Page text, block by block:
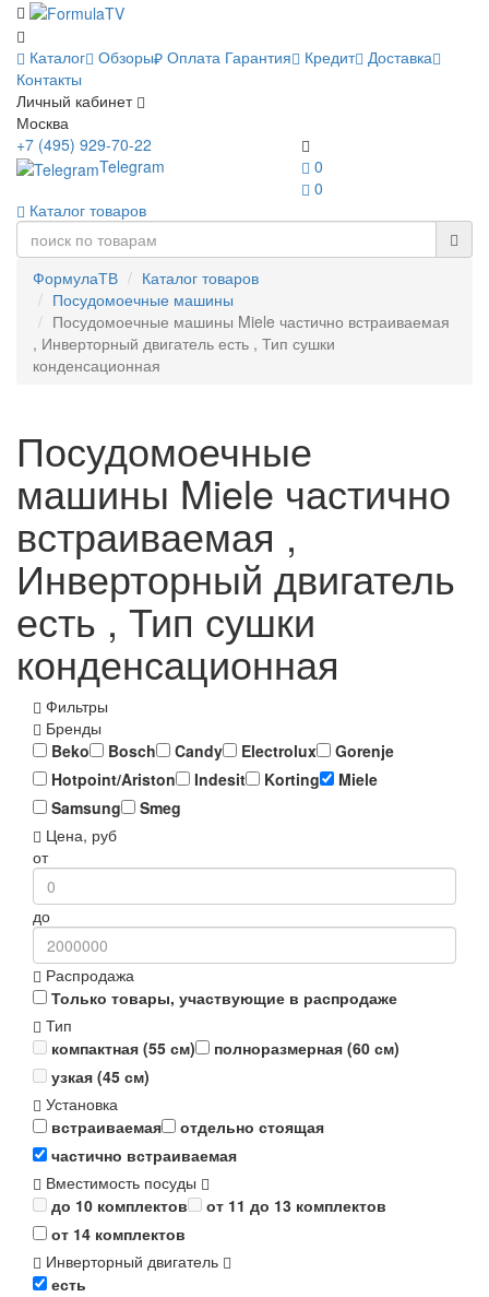
Каталог Обзоры Оплата Гарантия Кредит Доставка
Контакты
Личный кабинет
Москва
0
0
+7 (495) 929-70-22
Telegram
Каталог товаров
ФормулаТВ
Каталог товаров
Посудомоечные машины
Посудомоечные машины Miele частично встраиваемая
, Инверторный двигатель есть , Тип сушки
конденсационная
Посудомоечные
машины Miele частично
встраиваемая ,
Инверторный двигатель
есть , Тип сушки
конденсационная
Фильтры
Бренды
Beko
Bosch Candy Electrolux
Gorenje
Hotpoint/Ariston
Indesit Korting
Miele
Samsung
Smeg
Цена, руб
от
до
Распродажа
Только товары, участвующие в распродаже
Тип
компактная (55 см)
полноразмерная (60 см)
узкая (45 см)
Установка
встраиваемая
отдельно стоящая
частично встраиваемая
Вместимость посуды
до 10 комплектов
от 11 до 13 комплектов
от 14 комплектов
Инверторный двигатель
есть